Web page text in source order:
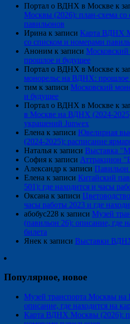
Портал о ВДНХ в Москве к
Москвы (2026): план-схема
павильонов
Ирина к записи Карта ВДНХ
со списком и номерами
Аноним к записи
прошлое и будущее
Портал о ВДНХ в Москве к
монорельс на ВДНХ: прошлое
тим к записи Московский
и будущее
Портал о ВДНХ в Москве к
в Москве на ВДНХ (2024-
украшений Junwex
Елена к записи Ювелирная
(2024-2025): расписание
Наталья к записи Выставка
София к записи Аттракцион
Александр к записи
Елена к записи Китайский
501): где находится и часы
Оксана к записи
часы работы 2023 и где
абобус228 к записи Музей
(павильон 26): описание, где
билета
Янек к записи Выставки
Популярное, новое
Музей транспорта Москвы
описание, где находится на
Карта ВДНХ Москвы (2026):